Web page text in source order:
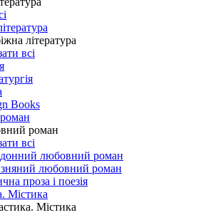
література
всі
Books
роман
всі
любовний роман
любовний роман
проза і поезія
Містика
Містика